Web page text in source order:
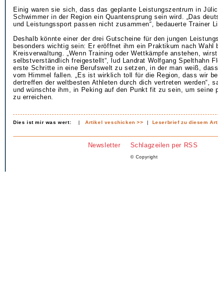
Einig waren sie sich, dass das geplante Leistungszentrum in
Schwimmer in der Region ein Quantensprung sein wird. „Das
und Leistungssport passen nicht zusammen“, bedauerte Trainer
Deshalb könnte einer der drei Gutscheine für den jungen
besonders wichtig sein: Er eröffnet ihm ein Praktikum nach Wahl
Kreisverwaltung. „Wenn Training oder Wettkämpfe anstehen,
selbstverständlich freigestellt“, lud Landrat Wolfgang Spelthahn
erste Schritte in eine Berufswelt zu setzen, in der man weiß,
vom Himmel fallen. „Es ist wirklich toll für die Region, dass wir
dertreffen der weltbesten Athleten durch dich vertreten werden“,
und wünschte ihm, in Peking auf den Punkt fit zu sein, um seine
zu erreichen.
Dies ist mir was wert: |Artikel veschicken >> | Leserbrief zu diesem
Newsletter Schlagzeilen per RSS
© Copyright